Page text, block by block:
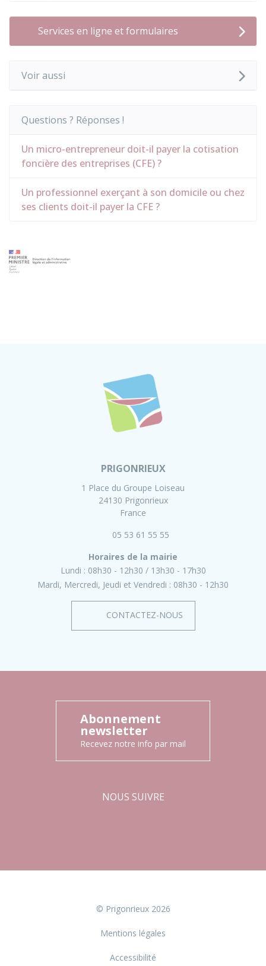
Services en ligne et formulaires
Voir aussi
Questions ? Réponses !
Un micro-entrepreneur doit-il payer la cotisation
foncière des entreprises (CFE) ?
Un professionnel exerçant à son domicile ou chez
ses clients doit-il payer la CFE ?
PRIGONRIEUX
1 Place du Groupe Loiseau
24130 Prigonrieux
France
05 53 61 55 55
Horaires de la mairie
Lundi : 08h30 - 12h30
13h30 - 17h30
Mardi, Mercredi, Jeudi et Vendredi : 08h30 - 12h30
CONTACTEZ-NOUS
Abonnement
newsletter
Recevez notre info par mail
NOUS SUIVRE
© Prigonrieux 2026
Mentions légales
Accessibilité